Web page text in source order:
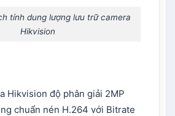
tính dung lượng lưu trữ camera
Hikvision
Hikvision độ phân giải 2MP
chuẩn nén H.264 với Bitrate